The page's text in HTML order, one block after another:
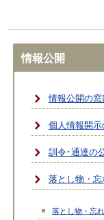
情報公開
情報公開の窓
個人情報開示
訓令･通達の
落とし物・忘
落とし物・忘